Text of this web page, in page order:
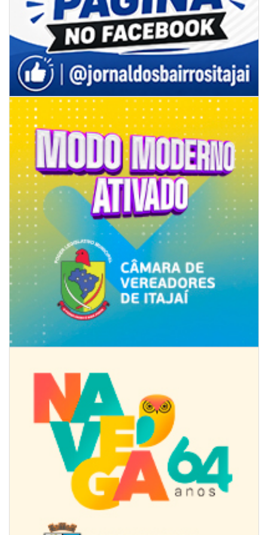
08/08/2026 | 07:00
8º Capoezade promove semana de oficinas gratuitas e atividades
culturais em Itajaí
GERAL
Univali e Câmara de Vereadores de Itajaí reúnem especialistas para
discutir políticas públicas e inovação
BALNEÁRIO CAMBORIÚ